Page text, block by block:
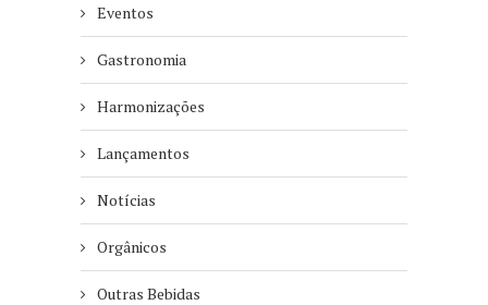
Eventos
Gastronomia
Harmonizações
Lançamentos
Notícias
Orgânicos
Outras Bebidas